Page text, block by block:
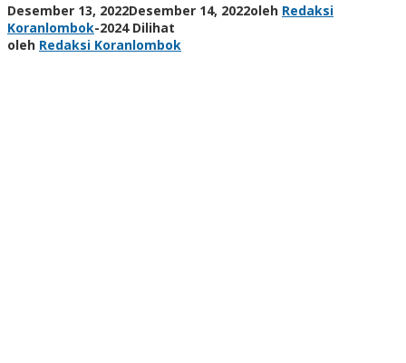
Desember 13, 2022Desember 14, 2022oleh Redaksi
Koranlombok-2024 Dilihat
oleh Redaksi Koranlombok